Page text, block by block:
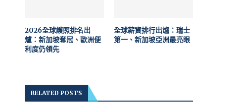
2026全球護照排名出
爐：新加坡奪冠、歐洲便
利度仍領先
全球薪資排行出爐：瑞士
第一、新加坡亞洲最亮眼
RELATED POSTS